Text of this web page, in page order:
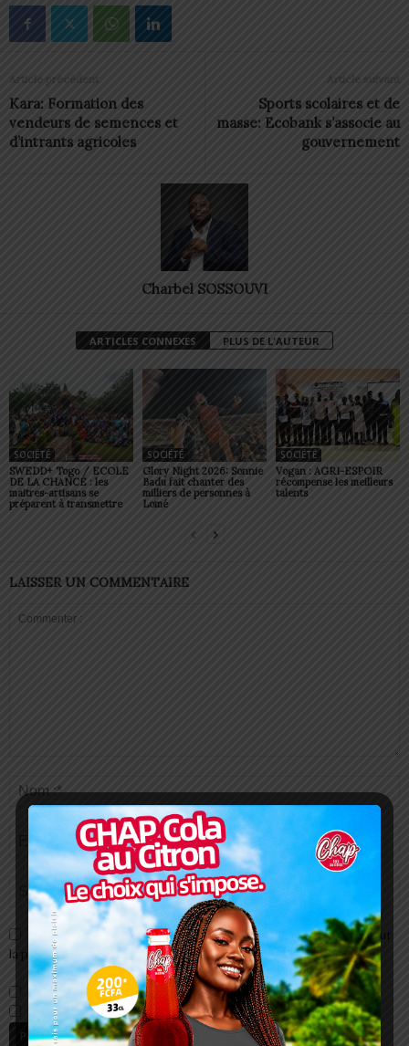
Article précédent
Kara: Formation des
vendeurs de semences et
d’intrants agricoles
Article suivant
Sports scolaires et de
masse: Ecobank s’associe au
gouvernement
Charbel SOSSOUVI
ARTICLES CONNEXES PLUS DE L'AUTEUR
SOCIÉTÉ
SWEDD+ Togo / ECOLE
DE LA CHANCE : les
maitres-artisans se
préparent à transmettre
SOCIÉTÉ
Glory Night 2026: Sonnie
Badu fait chanter des
milliers de personnes à
Lomé
SOCIÉTÉ
Vogan : AGRI-ESPOIR
récompense les meilleurs
talents
LAISSER UN COMMENTAIRE
Enregistrer mon nom, email et site web dans ce navigateur pour
la prochaine fois que je commenterai.
Prévenez-moi de tous les nouveaux commentaires par e-mail.
Prévenez-moi de tous les nouveaux articles par e-mail.